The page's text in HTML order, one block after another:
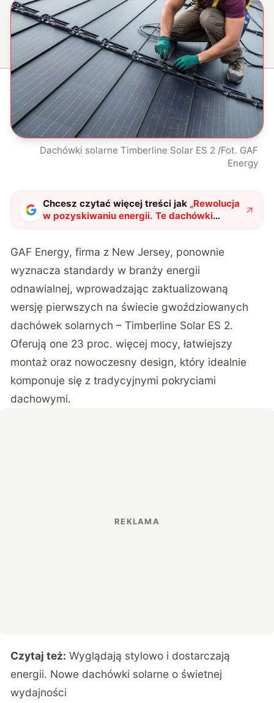
Dachówki solarne Timberline Solar ES 2 /Fot. GAF
Energy
Chcesz czytać więcej treści jak „Rewolucja
w pozyskiwaniu energii. Te dachówki
solarne przybijesz jak normalne gonty"?
GAF Energy, firma z New Jersey, ponownie
wyznacza standardy w branży energii
odnawialnej, wprowadzając zaktualizowaną
wersję pierwszych na świecie gwoździowanych
dachówek solarnych – Timberline Solar ES 2.
Oferują one 23 proc. więcej mocy, łatwiejszy
montaż oraz nowoczesny design, który idealnie
komponuje się z tradycyjnymi pokryciami
dachowymi.
Czytaj też: Wyglądają stylowo i dostarczają
energii. Nowe dachówki solarne o świetnej
wydajności